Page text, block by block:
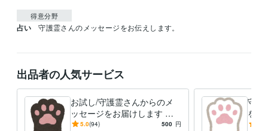
得意分野
占い 守護霊さんのメッセージをお伝えします。
出品者の人気サービス
お試し/守護霊さんからのメ
ッセージをお届けします お
試し価格で守護霊さんからお
5.0(94) 500 円
守護
をお
には